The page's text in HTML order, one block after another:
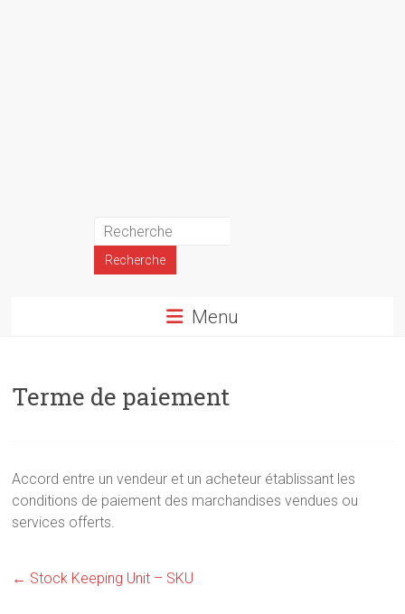
Menu
Terme de paiement
Accord entre un vendeur et un acheteur établissant les
conditions de paiement des marchandises vendues ou
services offerts.
← Stock Keeping Unit – SKU